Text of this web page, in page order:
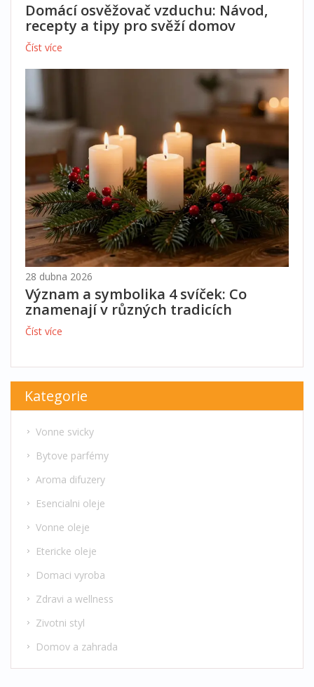
Domácí osvěžovač vzduchu: Návod,
recepty a tipy pro svěží domov
Číst více
28 dubna 2026
Význam a symbolika 4 svíček: Co
znamenají v různých tradicích
Číst více
Kategorie
Vonne svicky
Bytove parfémy
Aroma difuzery
Esencialni oleje
Vonne oleje
Etericke oleje
Domaci vyroba
Zdravi a wellness
Zivotni styl
Domov a zahrada